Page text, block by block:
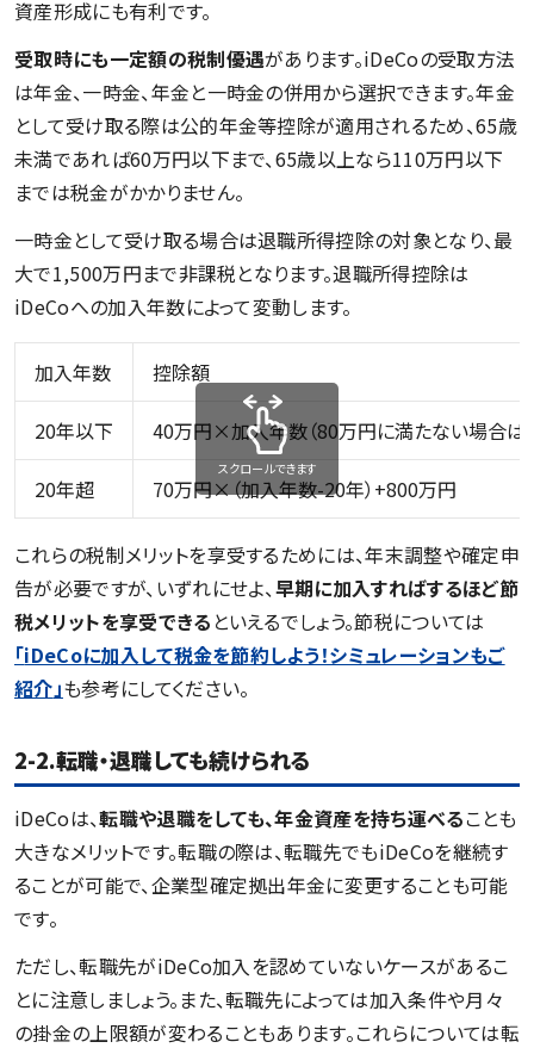
資産形成にも有利です。
受取時にも一定額の税制優遇があります。iDeCoの受取方法
は年金、一時金、年金と一時金の併用から選択できます。年金
として受け取る際は公的年金等控除が適用されるため、65歳
未満であれば60万円以下まで、65歳以上なら110万円以下
までは税金がかかりません。
一時金として受け取る場合は退職所得控除の対象となり、最
大で1,500万円まで非課税となります。退職所得控除は
iDeCoへの加入年数によって変動します。
加入年数 控除額
20年以下 40万円×加入年数（80万円に満たない場合は
20年超 70万円×（加入年数-20年）+800万円
スクロールできます
これらの税制メリットを享受するためには、年末調整や確定申
告が必要ですが、いずれにせよ、早期に加入すればするほど節
税メリットを享受できる といえるでしょう。節税については
「iDeCoに加入して税金を節約しよう！シミュレーションもご
紹介 」も参考にしてください。
2-2.転職・退職しても続けられる
iDeCoは、転職や退職をしても、年金資産を持ち運べることも
大きなメリットです。転職の際は、転職先でもiDeCoを継続す
ることが可能で、企業型確定拠出年金に変更することも可能
です。
ただし、転職先がiDeCo加入を認めていないケースがあるこ
とに注意しましょう。また、転職先によっては加入条件や月々
の掛金の上限額が変わることもあります。これらについては転